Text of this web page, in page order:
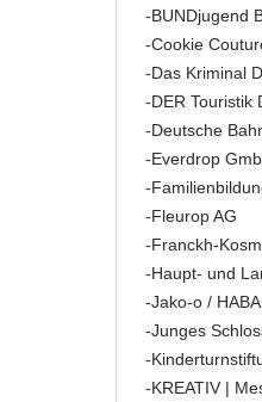
-BUNDjugend
-Cookie
-Das Kriminal
-DER Touristik
-Deutsche
-Everdrop
-
-Fleurop AG
-Franckh-
-Haupt- und
-Jako-o /
-Junges
-
-KREATIV |